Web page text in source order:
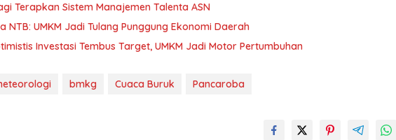
Terapkan Sistem Manajemen Talenta ASN
NTB: UMKM Jadi Tulang Punggung Ekonomi Daerah
Investasi Tembus Target, UMKM Jadi Motor Pertumbuhan
bmkg Cuaca Buruk Pancaroba